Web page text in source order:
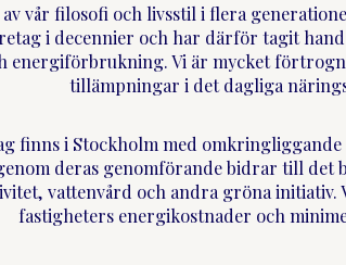
vår filosofi och livsstil i flera
i decennier och har därför tagit
Vi är mycket
tillämpningar i det dagliga
finns i Stockholm med
deras genomförande bidrar till
vattenvård och andra gröna initiativ.
fastigheters energikostnader och